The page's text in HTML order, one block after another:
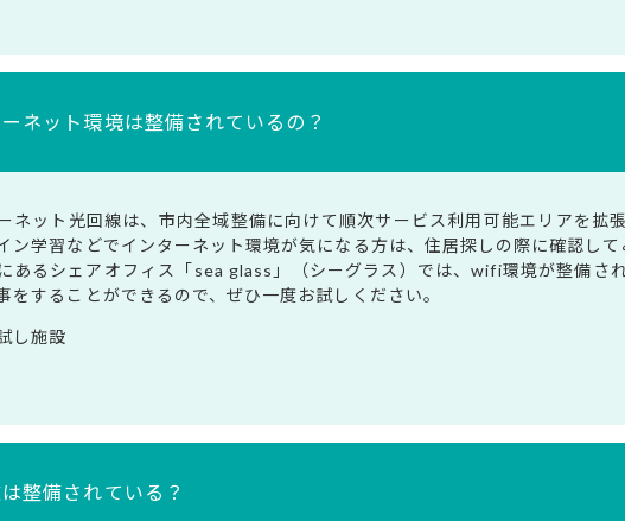
ネット環境は整備されているの？
ネット光回線は、市内全域整備に向けて順次サービス利用可能エリアを拡
ン学習などでインターネット環境が気になる方は、住居探しの際に確認して
あるシェアオフィス「sea glass」（シーグラス）では、wifi環境が整備さ
をすることができるので、ぜひ一度お試しください。
し施設
整備されている？